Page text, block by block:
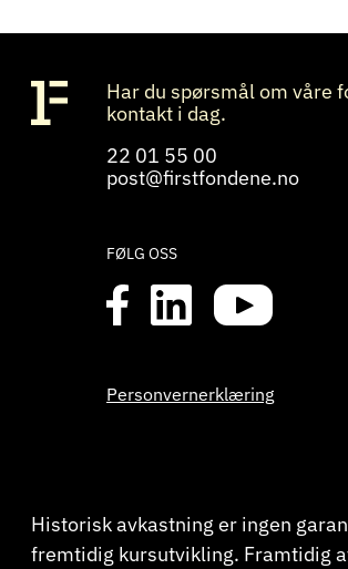
Har du spørsmål om våre
kontakt i dag.
22 01 55 00
post@firstfondene.no
FØLG OSS
Personvernerklæring
Historisk avkastning er ingen
fremtidig kursutvikling. Framtidig